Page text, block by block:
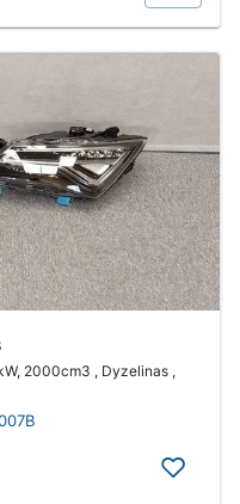
2000cm3 , Dyzelinas ,